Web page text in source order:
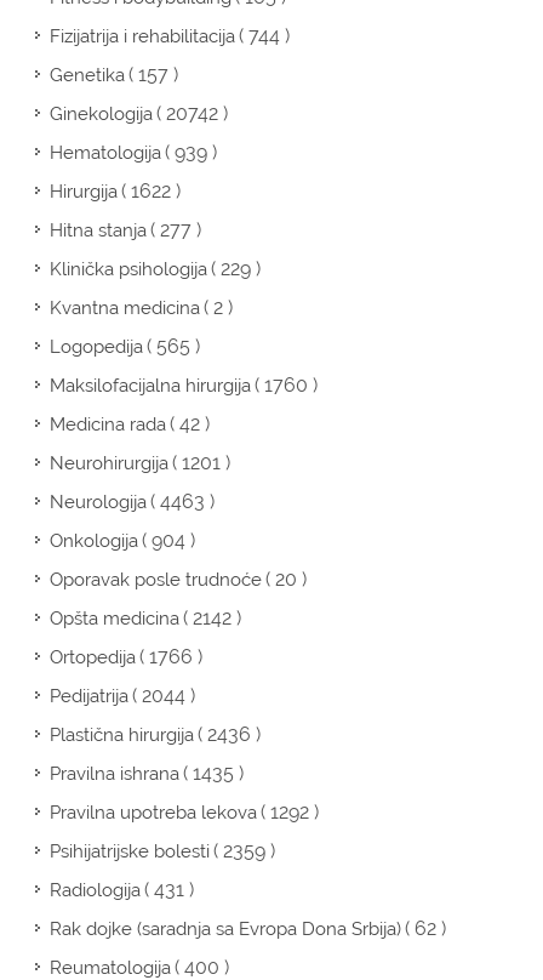
Fizijatrija i rehabilitacija( 744 )
Genetika( 157 )
Ginekologija( 20742 )
Hematologija( 939 )
Hirurgija( 1622 )
Hitna stanja( 277 )
Klinička psihologija( 229 )
Kvantna medicina( 2 )
Logopedija( 565 )
Maksilofacijalna hirurgija( 1760 )
Medicina rada( 42 )
Neurohirurgija( 1201 )
Neurologija( 4463 )
Onkologija( 904 )
Oporavak posle trudnoće( 20 )
Opšta medicina( 2142 )
Ortopedija( 1766 )
Pedijatrija( 2044 )
Plastična hirurgija( 2436 )
Pravilna ishrana( 1435 )
Pravilna upotreba lekova( 1292 )
Psihijatrijske bolesti( 2359 )
Radiologija( 431 )
Rak dojke (saradnja sa Evropa Dona Srbija)( 62 )
Reumatologija( 400 )